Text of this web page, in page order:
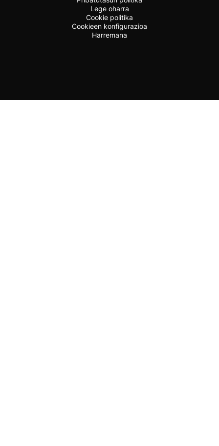
Lege oharra
Cookie politika
Cookieen konfigurazioa
Harremana